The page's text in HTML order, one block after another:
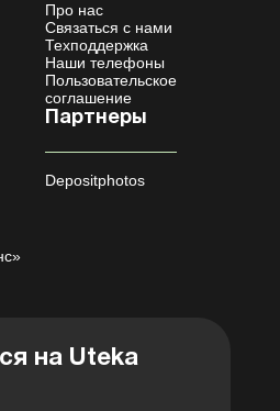
Про нас
Связаться с нами
Техподдержка
Наши телефоны
Пользовательское
соглашение
Партнеры
Depositphotos
на Uteka